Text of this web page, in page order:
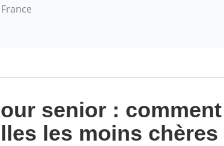
senior : comment
les moins chères